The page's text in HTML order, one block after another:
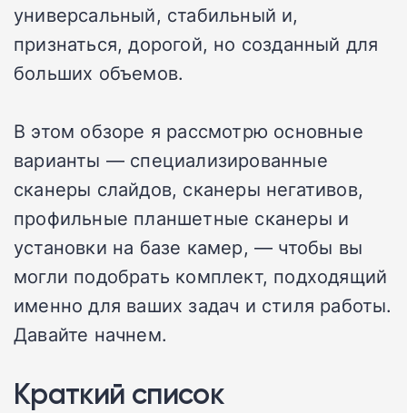
универсальный, стабильный и,
признаться, дорогой, но созданный для
больших объемов.
В этом обзоре я рассмотрю основные
варианты — специализированные
сканеры слайдов, сканеры негативов,
профильные планшетные сканеры и
установки на базе камер, — чтобы вы
могли подобрать комплект, подходящий
именно для ваших задач и стиля работы.
Давайте начнем.
Краткий список